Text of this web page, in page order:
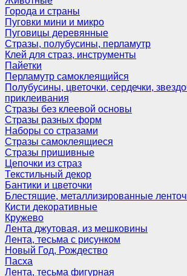
Города и страны
Пуговки мини и микро
Пуговицы деревянные
Стразы, полубусины, перламутр
Клей для страз, инструменты
Пайетки
Перламутр самоклеящийся
Полубусины, цветочки, сердечки,
приклеивания
Стразы без клеевой основы
Стразы разных форм
Наборы со стразами
Стразы самоклеящиеся
Стразы пришивные
Цепочки из страз
Текстильный декор
Бантики и цветочки
Блестящие, металлизированные
Кисти декоративные
Кружево
Лента джутовая, из мешковины
Лента, тесьма с рисунком
Новый Год, Рождество
Пасха
Лента, тесьма фигурная